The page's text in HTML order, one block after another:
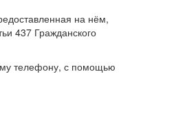
на нём,
437 Гражданского
телефону, с помощью